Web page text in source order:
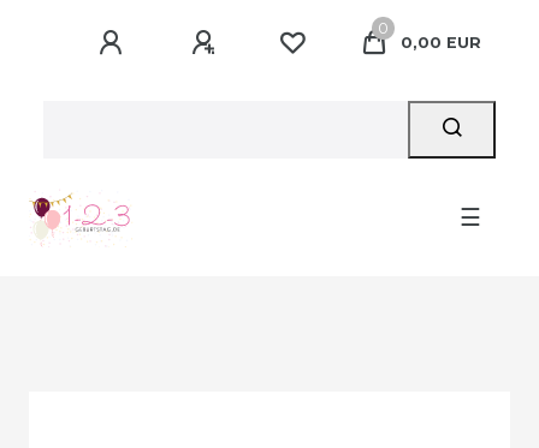
0
0,00 EUR
☰